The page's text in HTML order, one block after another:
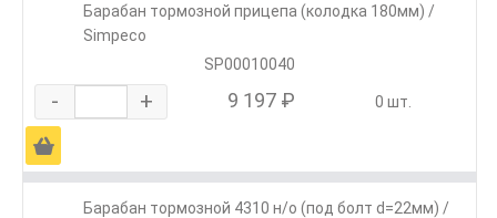
Барабан тормозной прицепа (колодка 180мм) /
Simpeco
SP00010040
- + 9 197 ₽ 0 шт.
Ä
Барабан тормозной 4310 н/о (под болт d=22мм) /